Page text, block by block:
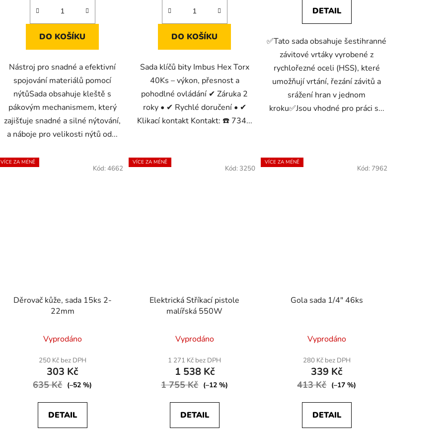
DO KOŠÍKU
Nástroj pro snadné a efektivní
spojování materiálů pomocí
nýtůSada obsahuje kleště s
pákovým mechanismem, který
zajišťuje snadné a silné nýtování,
a náboje pro velikosti nýtů od...
DO KOŠÍKU
Sada klíčů bity Imbus Hex Torx
40Ks – výkon, přesnost a
pohodlné ovládání ✔ Záruka 2
roky • ✔ Rychlé doručení • ✔
Klikací kontakt Kontakt: ☎️ 734...
DETAIL
✅Tato sada obsahuje šestihranné
závitové vrtáky vyrobené z
rychlořezné oceli (HSS), které
umožňují vrtání, řezání závitů a
srážení hran v jednom
kroku✅Jsou vhodné pro práci s...
VÍCE ZA MÉNĚ
Děrovač kůže, sada 15ks 2-
22mm
Vyprodáno
250 Kč bez DPH
303 Kč
635 Kč (–52 %)
DETAIL
Kód: 4662
VÍCE ZA MÉNĚ
Elektrická Stříkací pistole
malířská 550W
hodnocení
produktu
je
5,0
5
Vyprodáno
1 271 Kč bez DPH
1 538 Kč
1 755 Kč (–12 %)
DETAIL
Kód: 3250
VÍCE ZA MÉNĚ
Gola sada 1/4" 46ks
Vyprodáno
280 Kč bez DPH
339 Kč
413 Kč (–17 %)
DETAIL
Kód: 7962